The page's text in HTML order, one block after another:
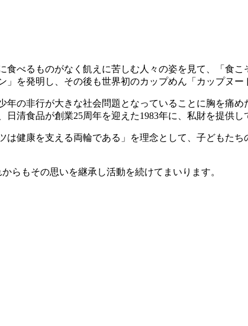
べるものがなく飢えに苦しむ人々の姿を見て、「食
を発明し、その後も世界初のカップめん「カップヌ
年の非行が大きな社会問題となっていることに胸を痛
清食品が創業25周年を迎えた1983年に、私財を提供
は健康を支える両輪である」を理念として、子どもた
らもその思いを継承し活動を続けてまいります。